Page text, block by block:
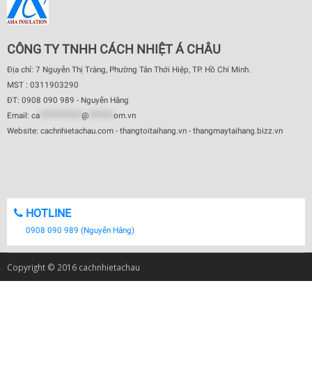
CÔNG TY TNHH CÁCH NHIỆT Á CHÂU
Địa chỉ: 7 Nguyễn Thị Tràng, Phường Tân Thới Hiệp, TP. Hồ Chí Minh.
MST : 0311903290
ĐT: 0908 090 989 - Nguyễn Hằng
Email: ca @
om.vn
Website: cachnhietachau.com - thangtoitaihang.vn - thangmaytaihang.bizz.vn
HOTLINE
0908 090 989 (Nguyễn Hằng)
Copyright © 2016 cachnhietachau